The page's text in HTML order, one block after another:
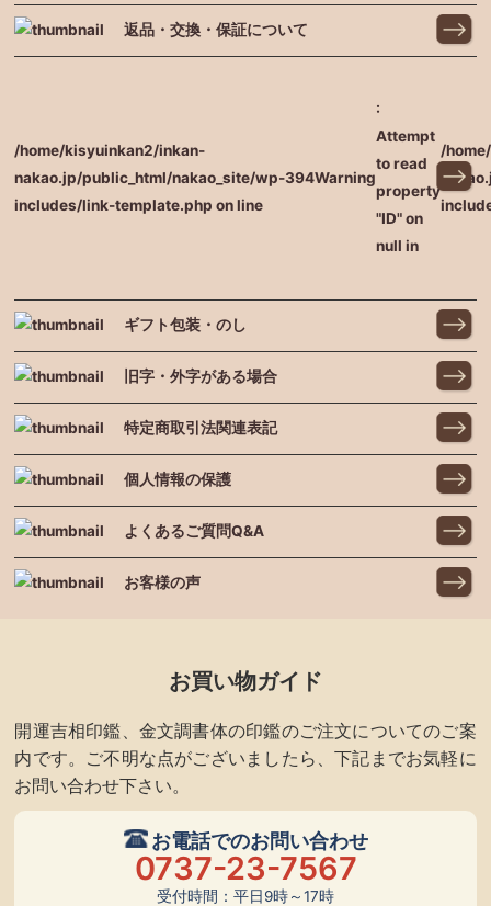
返品・交換・保証について
/home/kisyuinkan2/inkan-
nakao.jp/public_html/nakao_site/wp-
includes/link-template.php on line
394Warning
:
Attempt
to read
property
"ID" on
null in
/
ギフト包装・のし
旧字・外字がある場合
特定商取引法関連表記
個人情報の保護
よくあるご質問Q&A
お客様の声
お買い物ガイド
開運吉相印鑑、金文調書体の印鑑のご注文についてのご案
内です。ご不明な点がございましたら、下記までお気軽に
お問い合わせ下さい。
お電話でのお問い合わせ
0737-23-7567
受付時間：平日9時～17時